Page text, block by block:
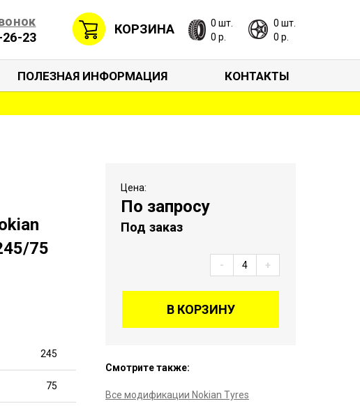
23
КОРЗИНА
0 шт.
0 р.
0 шт.
0 р.
ПОЛЕЗНАЯ ИНФОРМАЦИЯ КОНТАКТЫ
75
245
75
Цена:
По запросу
Под заказ
- +
В КОРЗИНУ
Смотрите также:
Все модификации Nokian Tyres